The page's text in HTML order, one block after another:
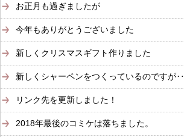
お正月も過ぎましたが
今年もありがとうございました
新しくクリスマスギフト作りました
新しくシャーペンをつくっているのですが‥
リンク先を更新しました！
2018年最後のコミケは落ちました。